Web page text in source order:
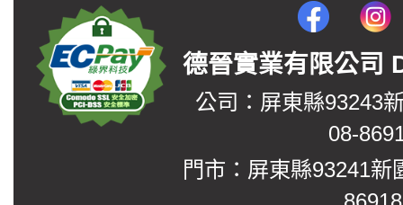
德晉實業有限公
公司：屏東縣93243
08-
門市：屏東縣93241